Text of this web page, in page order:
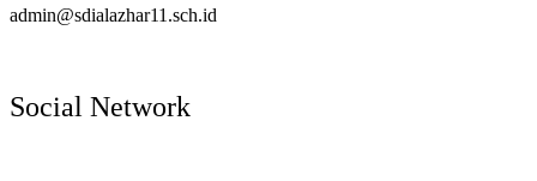
admin@sdialazhar11.sch.id
Social Network